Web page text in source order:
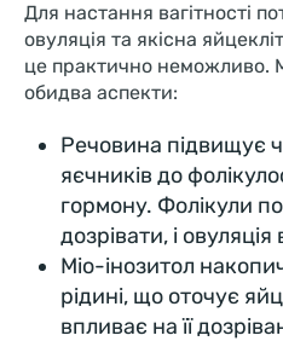
Для настання вагітності
овуляція та якісна
це практично неможливо.
обидва аспекти:
Речовина підвищує
яєчників до
гормону. Фолікули
дозрівати, і
Міо-інозитол
рідині, що оточує
впливає на її